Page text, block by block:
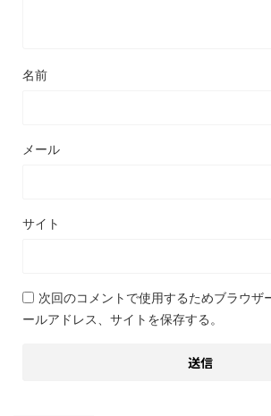
名前
メール
サイト
次回のコメントで使用するためブラウザ
ールアドレス、サイトを保存する。